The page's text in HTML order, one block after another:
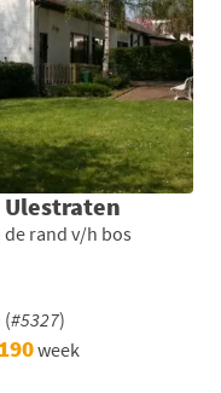
Ulestraten
rand v/h bos
#5327)
week